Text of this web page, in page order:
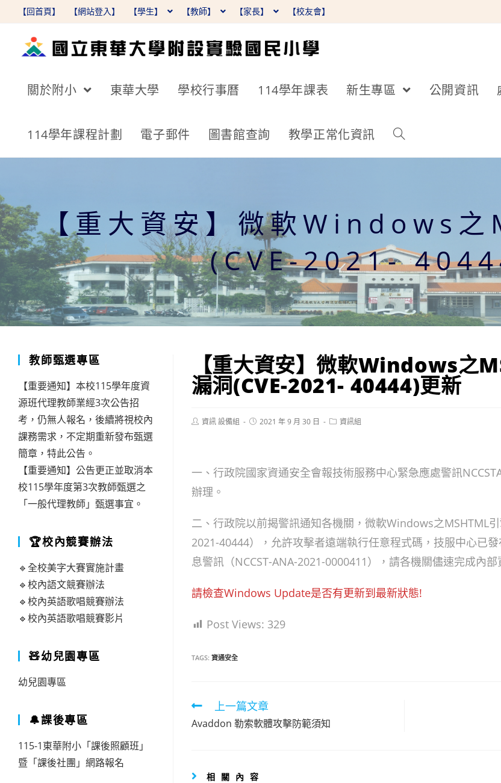
【回首頁】 【網站登入】 【學生】 【教師】 【家長】 【校友會】
關於附小 東華大學 學校行事曆 114學年課表 新生專區 公開資訊
114學年課程計劃 電子郵件 圖書館查詢 教學正常化資訊
【重大資安】微軟Windows之
(CVE-2021-
【重大資安】微軟Windows之
漏洞(CVE-2021- 40444)更新
Post資訊 設備組
Post2021 年 9 月 30 日
Post資訊組
一、行政院國家資通安全會報技術服務中心緊急應處警訊
辦理。
二、行政院以前揭警訊通知各機關，微軟Windows之MSHTML
2021-40444），允許攻擊者遠端執行任意程式碼，技服中心已
息警訊（NCCST-ANA-2021-0000411），請各機關儘速完成內部
請檢查Windows Update是否有更新到最新狀態!
Post Views: 329
TAGS: 資通安全
Read
more
上一篇文章
Avaddon 勒索軟體攻擊防範須知
相關內容
教師甄選專區
【重要通知】本校115學年度資
源班代理教師業經3次公告招
考，仍無人報名，後續將視校內
課務需求，不定期重新發布甄選
簡章，特此公告。
【重要通知】公告更正並取消本
校115學年度第3次教師甄選之
「一般代理教師」甄選事宜。
🏆校內競賽辦法
🔹全校美字大賽實施計畫
🔹校內語文競賽辦法
🔹校內英語歌唱競賽辦法
🔹校內英語歌唱競賽影片
🧸幼兒園專區
幼兒園專區
🔔課後專區
115-1東華附小「課後照顧班」
暨「課後社團」網路報名